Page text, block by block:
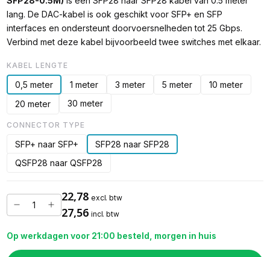
lang. De DAC-kabel is ook geschikt voor SFP+ en SFP
interfaces en ondersteunt doorvoersnelheden tot 25 Gbps.
Verbind met deze kabel bijvoorbeeld twee switches met elkaar.
KABEL LENGTE
0,5 meter 1 meter 3 meter 5 meter
10 meter
20 meter
30 meter
CONNECTOR TYPE
SFP+ naar SFP+
SFP28 naar SFP28
QSFP28 naar QSFP28
22,78 excl. btw
27,56 incl. btw
Op werkdagen voor 21:00 besteld, morgen in huis